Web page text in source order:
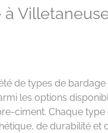
de types de
les options
ciment. Chaque
de durabilité et